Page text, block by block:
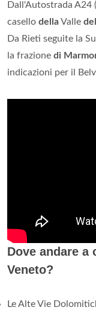
Dall'Autostrada A24
casello dellaValle del
Da Rieti seguite la
la frazione di
indicazioni per il
Dove andare a
Veneto?
Le Alte Vie